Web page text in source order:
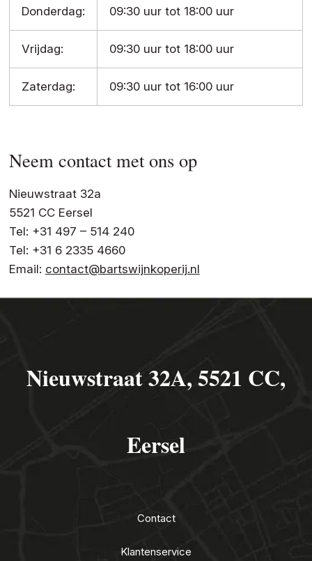
Donderdag: 09:30 uur tot 18:00 uur
Vrijdag: 09:30 uur tot 18:00 uur
Zaterdag: 09:30 uur tot 16:00 uur
Neem contact met ons op
Nieuwstraat 32a
5521 CC Eersel
Tel: +31 497 – 514 240
Tel: +31 6 2335 4660
Email: contact@bartswijnkoperij.nl
Nieuwstraat 32A, 5521 CC,
Eersel
Contact
Klantenservice